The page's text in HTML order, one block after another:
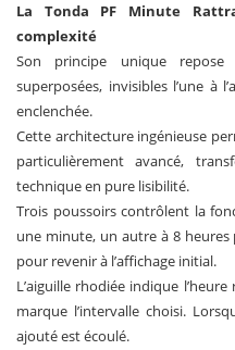
La Tonda PF Minute
complexité
Son principe unique
superposées, invisibles l’une à
enclenchée.
Cette architecture ingénieuse
particulièrement avancé,
technique en pure lisibilité.
Trois poussoirs contrôlent la
une minute, un autre à 8
pour revenir à l’affichage initial.
L’aiguille rhodiée indique
marque l’intervalle choisi.
ajouté est écoulé.